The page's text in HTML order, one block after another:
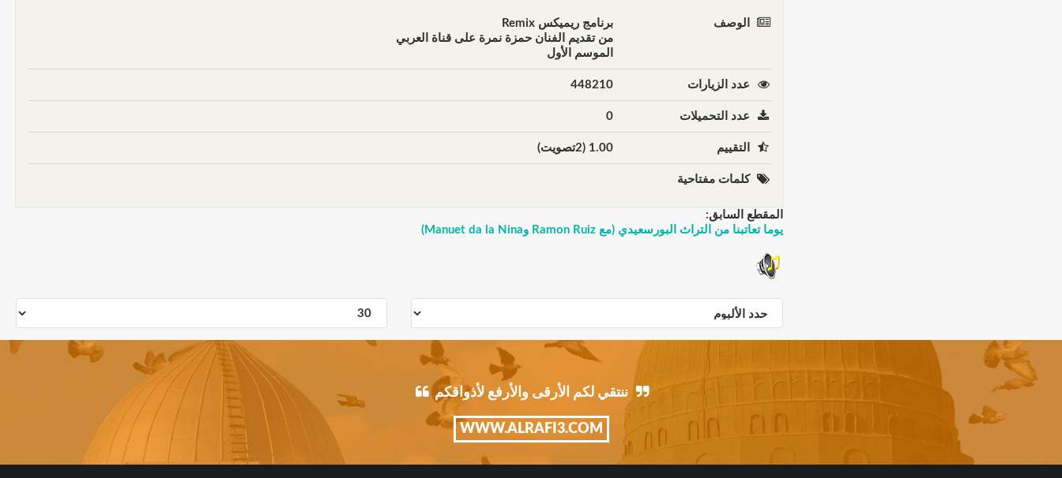
الوصف
برنامج ريميكس Remix
من تقديم الفنان حمزة نمرة على قناة العربي
الموسم الأول
عدد الزيارات 448210
عدد التحميلات 0
التقييم 1.00 (2تصويت)
كلمات مفتاحية
المقطع السابق:
يوما تعاتبنا من التراث البورسعيدي (مع Ramon Ruiz وManuet da la Nina)
ننتقي لكم الأرقى والأرفع لأذواقكم
WWW.ALRAFI3.COM